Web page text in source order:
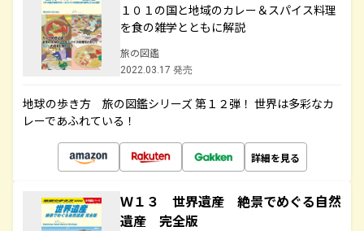
１０１の国と地域のカレー＆スパイス料理
を食の雑学とともに解説
旅の図鑑
2022.03.17 発売
地球の歩き方 旅の図鑑シリーズ 第１２弾！ 世界は多彩なカ
レーであふれている！
詳細を見る
Ｗ１３ 世界遺産 絶景でめぐる自然
遺産 完全版